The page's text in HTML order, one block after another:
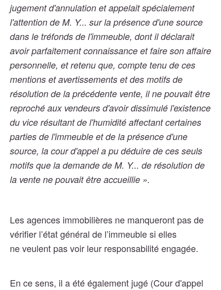
jugement d'annulation et appelait spécialement
l'attention de M. Y... sur la présence d'une source
dans le tréfonds de l'immeuble, dont il déclarait
avoir parfaitement connaissance et faire son affaire
personnelle, et retenu que, compte tenu de ces
mentions et avertissements et des motifs de
résolution de la précédente vente, il ne pouvait être
reproché aux vendeurs d'avoir dissimulé l'existence
du vice résultant de l'humidité affectant certaines
parties de l'immeuble et de la présence d'une
source, la cour d'appel a pu déduire de ces seuls
motifs que la demande de M. Y... de résolution de
la vente ne pouvait être accueillie ».
Les agences immobilières ne manqueront pas de
vérifier l’état général de l’immeuble si elles
ne veulent pas voir leur responsabilité engagée.
En ce sens, il a été également jugé (Cour d'appel